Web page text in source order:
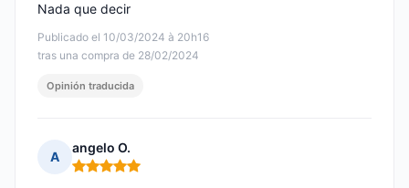
Publicado el 10/03/2024 à 20h16
tras una compra de 28/02/2024
Nada que decir
Opinión traducida
A
angelo O.
Nota: 5 de 5